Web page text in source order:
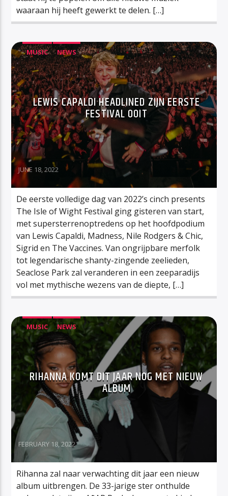
waaraan hij heeft gewerkt te delen. […]
MUSIC NEWS
LEWIS CAPALDI HEADLINED ZIJN EERSTE
FESTIVAL OOIT
JUNE 18, 2022
De eerste volledige dag van 2022’s cinch presents
The Isle of Wight Festival ging gisteren van start,
met supersterrenoptredens op het hoofdpodium
van Lewis Capaldi, Madness, Nile Rodgers & Chic,
Sigrid en The Vaccines. Van ongrijpbare merfolk
tot legendarische shanty-zingende zeelieden,
Seaclose Park zal veranderen in een zeeparadijs
vol met mythische wezens van de diepte, […]
MUSIC NEWS
RIHANNA KOMT DIT JAAR NOG MET NIEUW
ALBUM
FEBRUARY 18, 2022
Rihanna zal naar verwachting dit jaar een nieuw
album uitbrengen. De 33-jarige ster onthulde